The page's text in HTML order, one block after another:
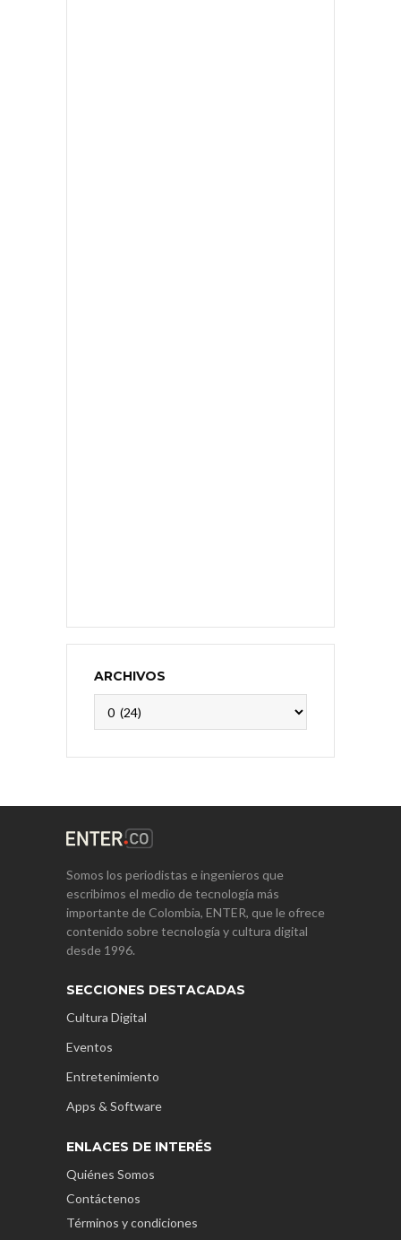
ARCHIVOS
Somos los periodistas e ingenieros que
escribimos el medio de tecnología más
importante de Colombia, ENTER, que le ofrece
contenido sobre tecnología y cultura digital
desde 1996.
SECCIONES DESTACADAS
Cultura Digital
Eventos
Entretenimiento
Apps & Software
ENLACES DE INTERÉS
Quiénes Somos
Contáctenos
Términos y condiciones